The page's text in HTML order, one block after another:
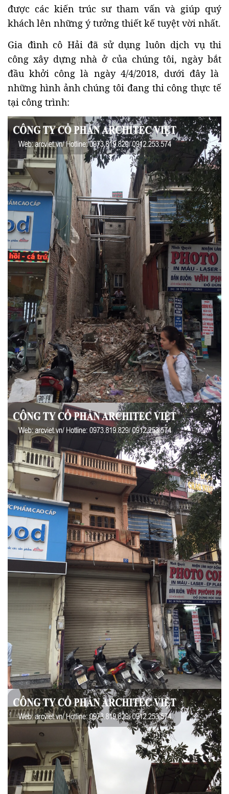
được các kiến trúc sư tham vấn và giúp quý
khách lên những ý tưởng thiết kế tuyệt vời nhất.
Gia đình cô Hải đã sử dụng luôn dịch vụ thi
công xây dựng nhà ở của chúng tôi, ngày bắt
đầu khởi công là ngày 4/4/2018, dưới đây là
những hình ảnh chúng tôi đang thi công thực tế
tại công trình: